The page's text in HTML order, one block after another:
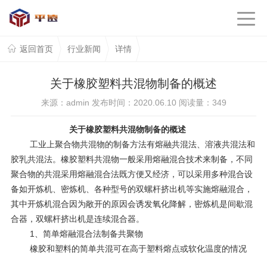
返回首页 行业新闻 详情
关于橡胶塑料共混物制备的概述
来源：admin 发布时间：2020.06.10 阅读量： 349
关于橡胶塑料共混物制备的概述
工业上聚合物共混物的制备方法有熔融共混法、溶液共混法和
胶乳共混法。橡胶塑料共混物一般采用熔融混合技术来制备，不同
聚合物的共混采用熔融混合法既方便又经济，可以采用多种混合设
备如开炼机、密炼机、各种型号的双螺杆挤出机等实施熔融混合，
其中开炼机混合因为敞开的原因会诱发氧化降解，密炼机是间歇混
合器，双螺杆挤出机是连续混合器。
1、简单熔融混合法制备共聚物
橡胶和塑料的简单共混可在高于塑料熔点或软化温度的情况